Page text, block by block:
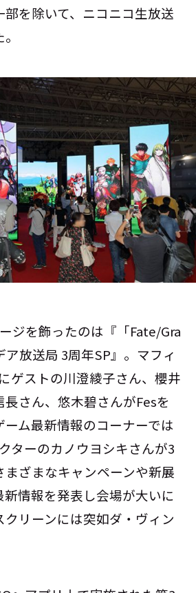
を除いて、ニコニコ生放送
ジを飾ったのは『「Fate/Gra
放送局 3周年SP』。マフィ
ゲストの川澄綾子さん、櫻井
さん、悠木碧さんがFesを
ム最新情報のコーナーでは
ターのカノウヨシキさんが3
ざまなキャンペーンや新展
情報を発表し会場が大いに
リーンには突如ダ・ヴィン